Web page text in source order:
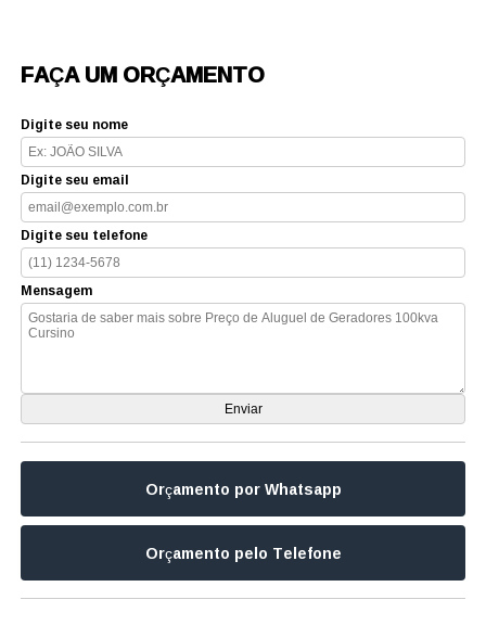
FAÇA UM ORÇAMENTO
Digite seu nome
Digite seu email
Digite seu telefone
Mensagem
Orçamento por Whatsapp
Orçamento pelo Telefone